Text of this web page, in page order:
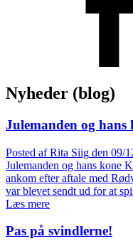
Nyheder (blog)
Julemanden og hans
Posted afRita Siig den 09/
Julemanden og hans kone
ankom efter aftale med
var blevet sendt ud for at
Læs mere
Pas på svindlerne!